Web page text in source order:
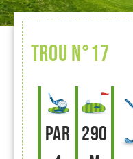
Trou n°17
Par 290